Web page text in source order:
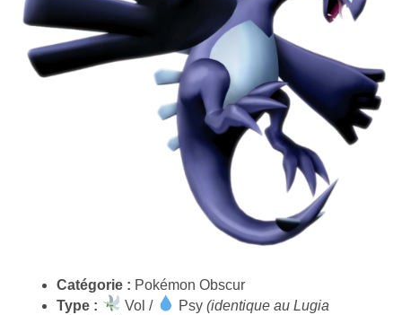
Catégorie : Pokémon Obscur
Type :
Vol / Psy(identique au Lugia